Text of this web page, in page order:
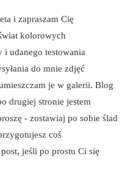
i zapraszam Cię
kolorowych
i udanego testowania
do mnie zdjęć
je w galerii. Blog
drugiej stronie jestem
- zostawiaj po sobie ślad
coś
jeśli po prostu Ci się